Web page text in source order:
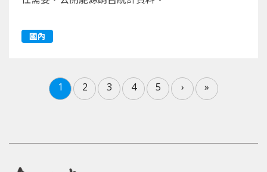
國內
1 2 3 4 5 › »